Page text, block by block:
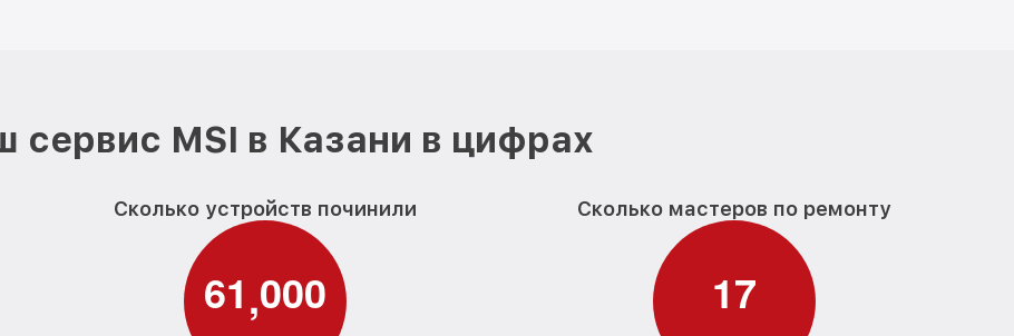
сервис MSI в Казани в цифрах
Сколько устройств починили
61,000
Сколько мастеров по ремонту
17